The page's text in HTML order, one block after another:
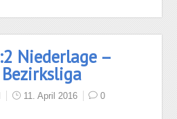
Niederlage –
11. April 2016
0